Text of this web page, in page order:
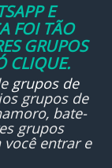
E
FOI TÃO
GRUPOS
CLIQUE.
grupos de
grupos de
bate-
grupos
entrar e